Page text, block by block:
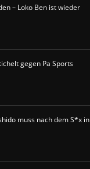
– Loko Ben ist wieder
gegen Pa Sports
muss nach dem S*x in